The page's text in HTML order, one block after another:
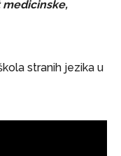
medicinske,
stranih jezika u